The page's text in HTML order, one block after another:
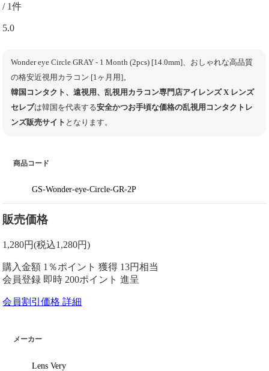
/ 1件
5.0
Wonder eye Circle GRAY - 1 Month (2pcs) [14.0mm]、おしゃれな高品質
の格安近視用カラコン [1ヶ月用]。
韓国コンタクト、遠視用、乱視用カラコン専門店アイレンズ X レンズ
セレブは韓国を代表する安全かつお手頃な価格の乱視用コンタクトレ
ンズ販売サイト となります。
商品コード
GS-Wonder-eye-Circle-GR-2P
販売価格
1,280円(税込1,280円)
購入金額 1％ポイント 獲得 13円相当
会員登録 即時 200ポイント 進呈
会員割引価格 詳細
メーカー
Lens Very